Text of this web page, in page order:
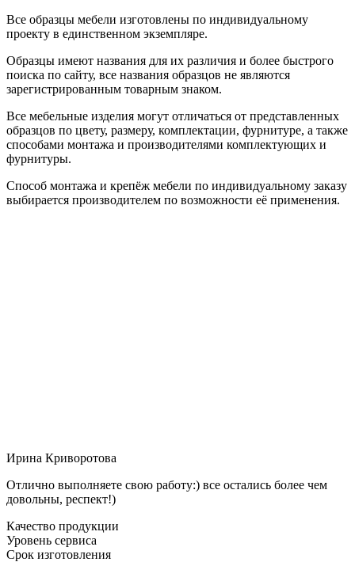
Все образцы мебели изготовлены по индивидуальному
проекту в единственном экземпляре.
Образцы имеют названия для их различия и более быстрого
поиска по сайту, все названия образцов не являются
зарегистрированным товарным знаком.
Все мебельные изделия могут отличаться от представленных
образцов по цвету, размеру, комплектации, фурнитуре, а также
способами монтажа и производителями комплектующих и
фурнитуры.
Способ монтажа и крепёж мебели по индивидуальному заказу
выбирается производителем по возможности её применения.
Ирина Криворотова
Отлично выполняете свою работу:) все остались более чем
довольны, респект!)
Качество продукции
Уровень сервиса
Срок изготовления